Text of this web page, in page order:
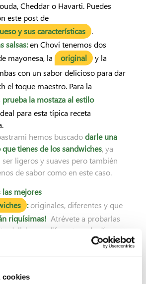
cookies
Cheddar o Havarti. Puedes
este post de
y sus características
.
salsas:en Choví tenemos dos
mayonesa, la
original
y la
con un sabor delicioso para dar
el toque maestro. Para la
prueba la mostaza al estilo
para esta típica receta
hemos buscadodarle una
tienes de los sandwiches, ya
ser ligeros y suaves pero también
de sabor como en este caso.
las mejores
:originales, diferentes y que
riquísimas! Atrévete a probarlas
delicioso y diferente cada día.
a tu imaginación culinaria con